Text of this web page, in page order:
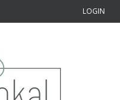
LOGIN